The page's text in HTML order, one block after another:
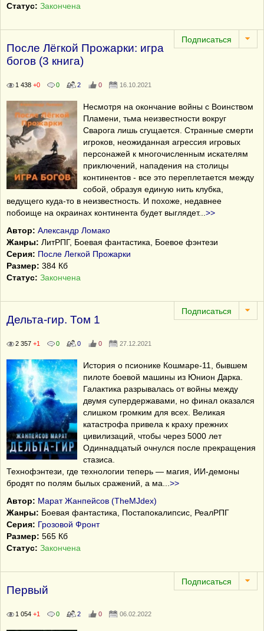
Статус: Закончена
После Лёгкой Прожарки: игра
богов (3 книга)
1 438 +0 0 2 0 16.10.2021
Несмотря на окончание войны с Воинством
Пламени, тьма неизвестности вокруг
Сварога лишь сгущается. Странные смерти
игроков, неожиданная агрессия игровых
персонажей к многочисленным искателям
приключений, нападения на столицы
континентов - все это переплетается между
собой, образуя единую нить клубка,
ведущего куда-то в неизвестность. И похоже, недавнее
побоище на окраинах континента будет выглядет... >>
Автор: Александр Ломако
Жанры: ЛитРПГ, Боевая фантастика, Боевое фэнтези
Серия: После Легкой Прожарки
Размер: 384 Кб
Статус: Закончена
Дельта-гир. Том 1
2 357 +1 0 0 0 27.12.2021
История о псионике Кошмаре-11, бывшем
пилоте боевой машины из Юнион Дарка.
Галактика разрывалась от войны между
двумя супердержавами, но финал оказался
слишком громким для всех. Великая
катастрофа привела к краху прежних
цивилизаций, чтобы через 5000 лет
Одиннадцатый очнулся после прекращения
стазиса.
Технофэнтези, где технологии теперь — магия, ИИ-демоны
бродят по полям былых сражений, а ма
>>
Автор: Марат Жанпейсов (TheMJdex)
Жанры: Боевая фантастика, Постапокалипсис, РеалРПГ
Серия: Грозовой Фронт
Размер: 565 Кб
Статус: Закончена
Первый
1 054 +1 0 2 0 06.02.2022